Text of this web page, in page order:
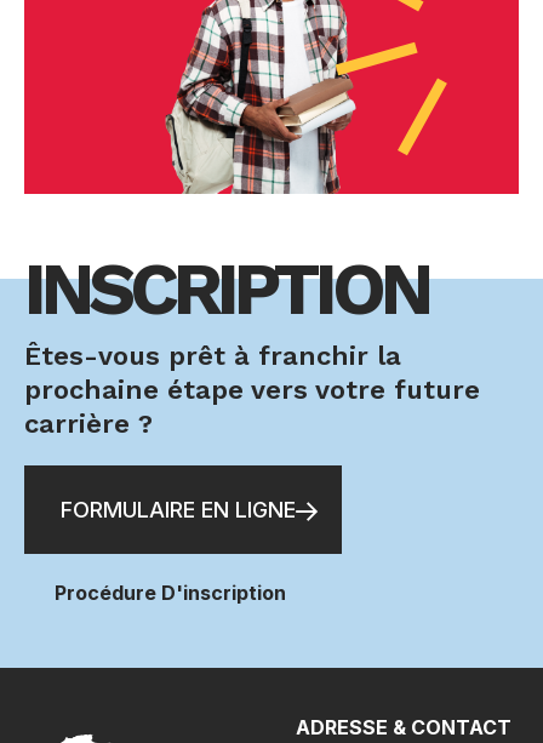
INSCRIPTION
Êtes-vous prêt à franchir la
prochaine étape vers votre future
carrière ?
FORMULAIRE EN LIGNE
Procédure D'inscription
ADRESSE & CONTACT